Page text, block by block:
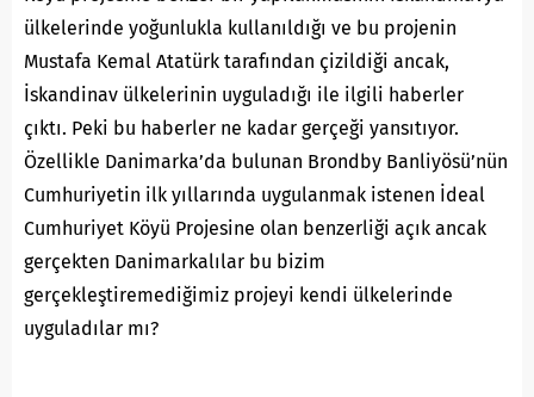
ülkelerinde yoğunlukla kullanıldığı ve bu projenin
Mustafa Kemal Atatürk tarafından çizildiği ancak,
İskandinav ülkelerinin uyguladığı ile ilgili haberler
çıktı. Peki bu haberler ne kadar gerçeği yansıtıyor.
Özellikle Danimarka’da bulunan Brondby Banliyösü’nün
Cumhuriyetin ilk yıllarında uygulanmak istenen İdeal
Cumhuriyet Köyü Projesine olan benzerliği açık ancak
gerçekten Danimarkalılar bu bizim
gerçekleştiremediğimiz projeyi kendi ülkelerinde
uyguladılar mı?